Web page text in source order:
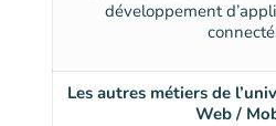
développement
Les autres métiers de
Web /